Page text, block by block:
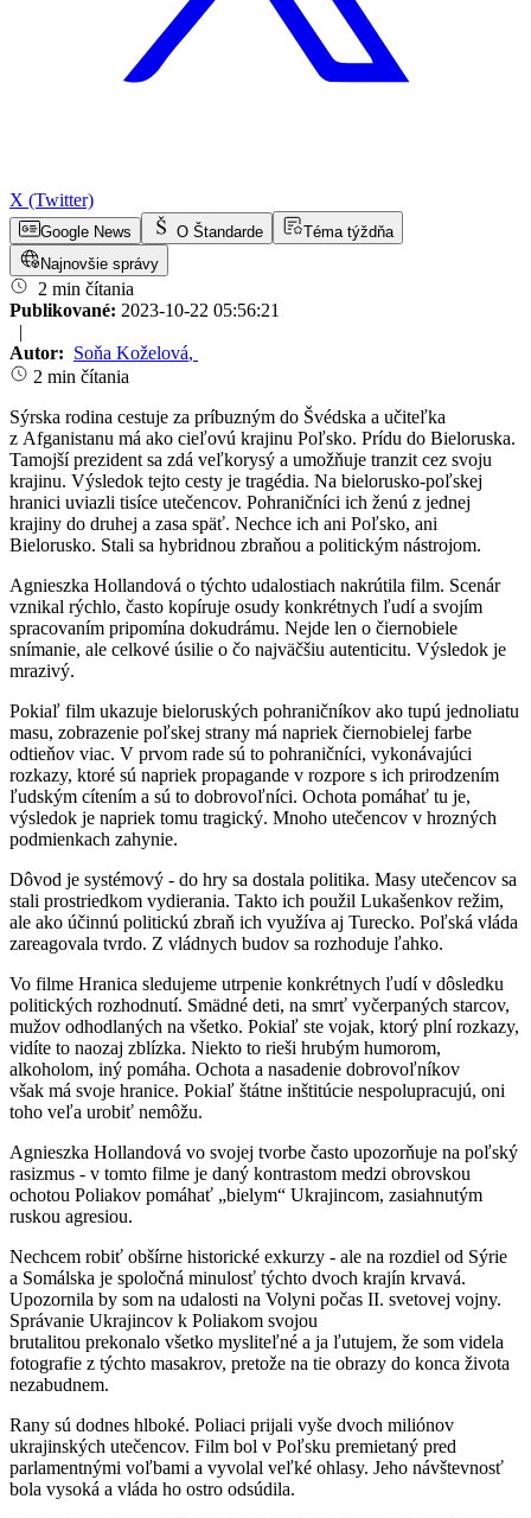
X (Twitter)
Google News O Štandarde
Téma týždňa
Najnovšie správy
2 min čítania
Publikované: 2023-10-22 05:56:21
|
Autor: Soňa Koželová,
2 min čítania
Sýrska rodina cestuje za príbuzným do Švédska a učiteľka
z Afganistanu má ako cieľovú krajinu Poľsko. Prídu do Bieloruska.
Tamojší prezident sa zdá veľkorysý a umožňuje tranzit cez svoju
krajinu. Výsledok tejto cesty je tragédia. Na bielorusko-poľskej
hranici uviazli tisíce utečencov. Pohraničníci ich ženú z jednej
krajiny do druhej a zasa späť. Nechce ich ani Poľsko, ani
Bielorusko. Stali sa hybridnou zbraňou a politickým nástrojom.
Agnieszka Hollandová o týchto udalostiach nakrútila film. Scenár
vznikal rýchlo, často kopíruje osudy konkrétnych ľudí a svojím
spracovaním pripomína dokudrámu. Nejde len o čiernobiele
snímanie, ale celkové úsilie o čo najväčšiu autenticitu. Výsledok je
mrazivý.
Pokiaľ film ukazuje bieloruských pohraničníkov ako tupú jednoliatu
masu, zobrazenie poľskej strany má napriek čiernobielej farbe
odtieňov viac. V prvom rade sú to pohraničníci, vykonávajúci
rozkazy, ktoré sú napriek propagande v rozpore s ich prirodzením
ľudským cítením a sú to dobrovoľníci. Ochota pomáhať tu je,
výsledok je napriek tomu tragický. Mnoho utečencov v hrozných
podmienkach zahynie.
Dôvod je systémový - do hry sa dostala politika. Masy utečencov sa
stali prostriedkom vydierania. Takto ich použil Lukašenkov režim,
ale ako účinnú politickú zbraň ich využíva aj Turecko. Poľská vláda
zareagovala tvrdo. Z vládnych budov sa rozhoduje ľahko.
Vo filme Hranica sledujeme utrpenie konkrétnych ľudí v dôsledku
politických rozhodnutí. Smädné deti, na smrť vyčerpaných starcov,
mužov odhodlaných na všetko. Pokiaľ ste vojak, ktorý plní rozkazy,
vidíte to naozaj zblízka. Niekto to rieši hrubým humorom,
alkoholom, iný pomáha. Ochota a nasadenie dobrovoľníkov
však má svoje hranice. Pokiaľ štátne inštitúcie nespolupracujú, oni
toho veľa urobiť nemôžu.
Agnieszka Hollandová vo svojej tvorbe často upozorňuje na poľský
rasizmus - v tomto filme je daný kontrastom medzi obrovskou
ochotou Poliakov pomáhať „bielym“ Ukrajincom, zasiahnutým
ruskou agresiou.
Nechcem robiť obšírne historické exkurzy - ale na rozdiel od Sýrie
a Somálska je spoločná minulosť týchto dvoch krajín krvavá.
Upozornila by som na udalosti na Volyni počas II. svetovej vojny.
Správanie Ukrajincov k Poliakom svojou
brutalitou prekonalo všetko mysliteľné a ja ľutujem, že som videla
fotografie z týchto masakrov, pretože na tie obrazy do konca života
nezabudnem.
Rany sú dodnes hlboké. Poliaci prijali vyše dvoch miliónov
ukrajinských utečencov. Film bol v Poľsku premietaný pred
parlamentnými voľbami a vyvolal veľké ohlasy. Jeho návštevnosť
bola vysoká a vláda ho ostro odsúdila.